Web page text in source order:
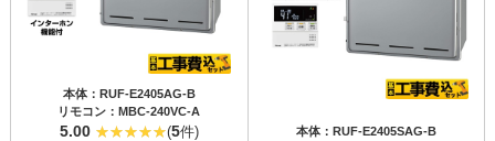
本体：RUF-E2405AG-B
リモコン：MBC-240VC-A
5.00 (5件)
本体：RUF-E2405SAG-B